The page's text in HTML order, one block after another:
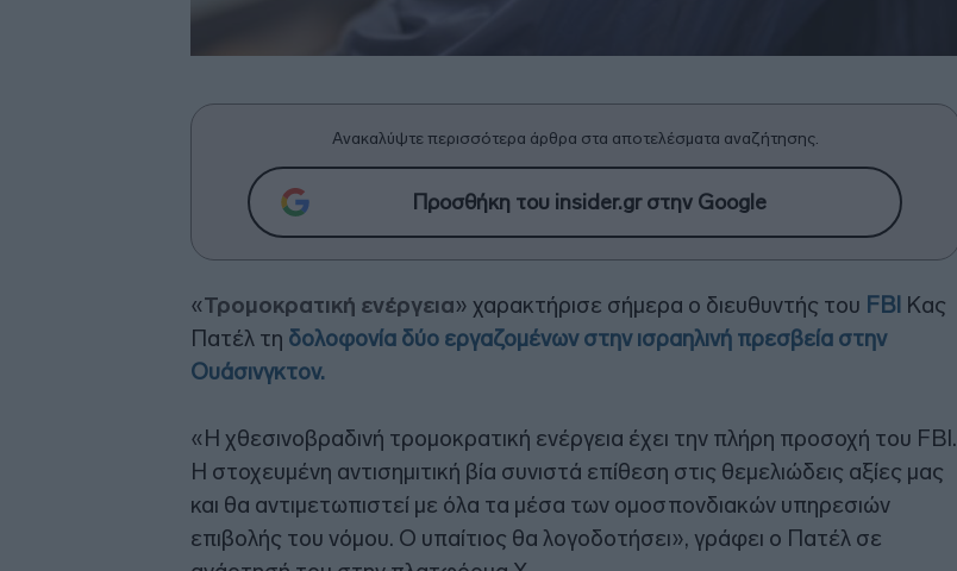
Ανακαλύψτε περισσότερα άρθρα στα αποτελέσματα αναζήτησης.
Προσθήκη του insider.gr στην Google
«Τρομοκρατική ενέργεια» χαρακτήρισε σήμερα ο διευθυντής του FBI Κας
Πατέλ τη δολοφονία δύο εργαζομένων στην ισραηλινή πρεσβεία στην
Ουάσινγκτον.
«Η χθεσινοβραδινή τρομοκρατική ενέργεια έχει την πλήρη προσοχή του FBI.
Η στοχευμένη αντισημιτική βία συνιστά επίθεση στις θεμελιώδεις αξίες μας
και θα αντιμετωπιστεί με όλα τα μέσα των ομοσπονδιακών υπηρεσιών
επιβολής του νόμου. Ο υπαίτιος θα λογοδοτήσει», γράφει ο Πατέλ σε